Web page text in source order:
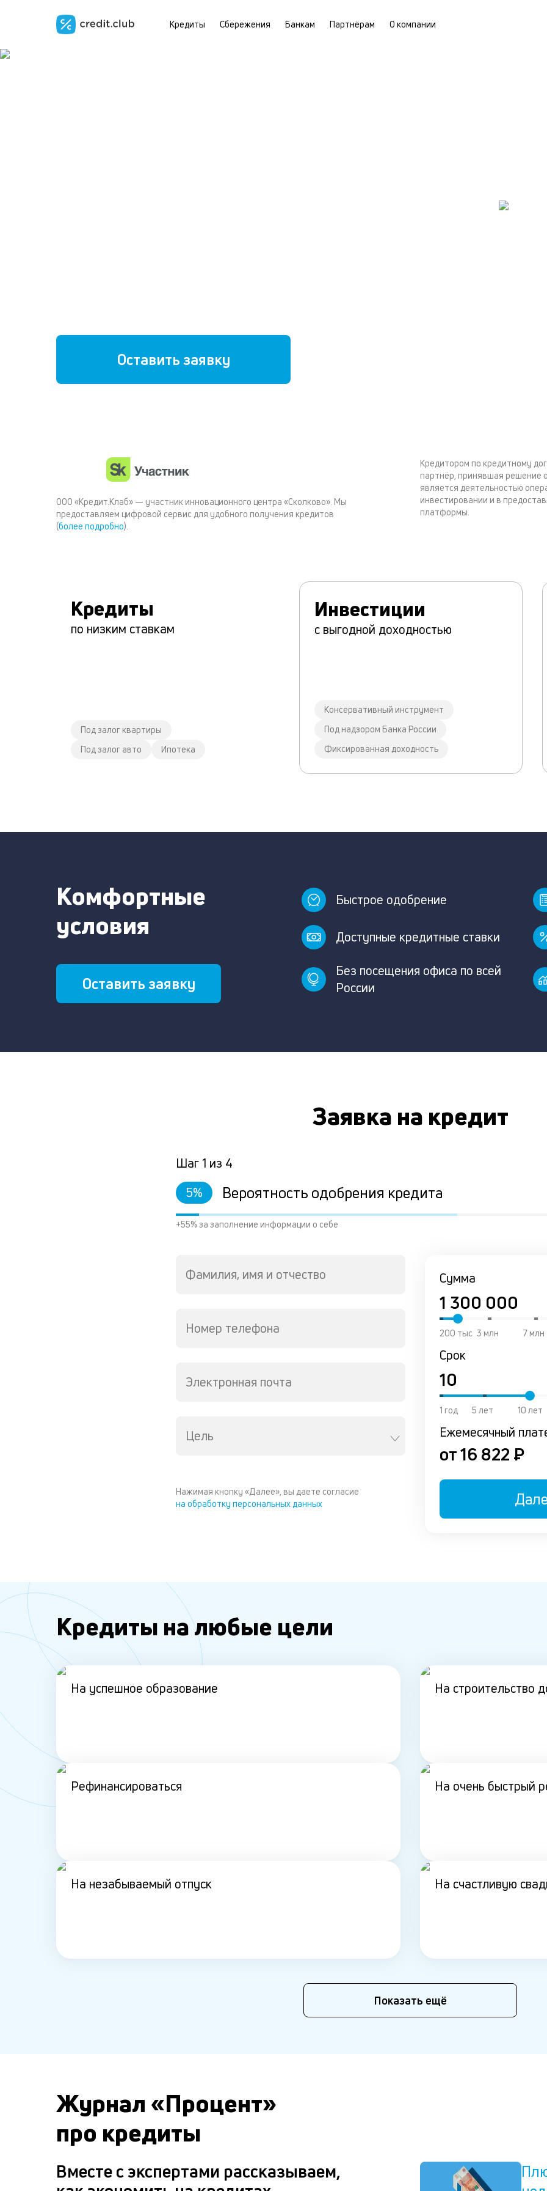
Кредиты Сбережения Банкам Партнёрам О компании
Оставить заявку
ООО «Кредит.Клаб» — участник инновационного центра «Сколково». Мы
предоставляем цифровой сервис для удобного получения кредитов
(более подробно).
Кредитором по кредитному
партнёр, принявшая решение
является деятельностью
инвестировании и в
платформы.
Кредиты
по низким ставкам
Под залог квартиры
Под залог авто
Ипотека
Инвестиции
с выгодной доходностью
Консервативный инструмент
Под надзором Банка России
Фиксированная доходность
Комфортные
условия
Быстрое одобрение
Доступные кредитные ставки
Без посещения офиса по всей
России
Оставить заявку
Заявка на кредит
Шаг1 из 4
5% Вероятность одобрения кредита
+55% за заполнение информации о себе
Сумма
7 млн
3 млн
200 тыс
Срок
10 лет
5 лет
1 год
Ежемесячный
от 16 822 ₽
Фамилия, имя и отчество
Номер телефона
Электронная почта
Цель
Нажимая кнопку «Далее», вы даете согласие
на обработку персональных данных
Кредиты на любые цели
На успешное образование На строительство
Рефинансироваться На очень быстрый
На незабываемый отпуск На счастливую
Показать ещё
Журнал «Процент»
про кредиты
Вместе с экспертами рассказываем,